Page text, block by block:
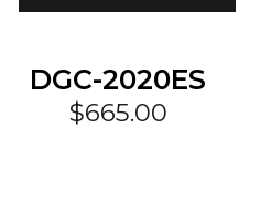
DGC-2020ES
$665.00